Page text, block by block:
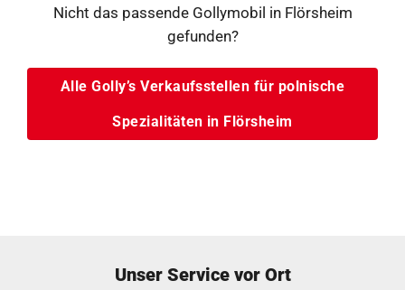
Nicht das passende Gollymobil in Flörsheim
gefunden?
Alle Golly’s Verkaufsstellen für polnische
Spezialitäten in Flörsheim
Unser Service vor Ort